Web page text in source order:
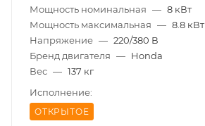
Мощность номинальная — 8 кВт
Мощность максимальная — 8.8 кВт
Напряжение — 220/380 В
Бренд двигателя — Honda
Вес — 137 кг
Исполнение:
ОТКРЫТОЕ